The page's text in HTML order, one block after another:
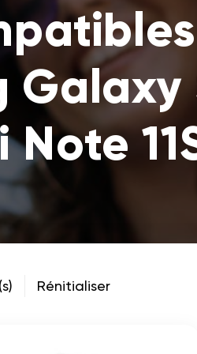
Galaxy
Note
Rénitialiser